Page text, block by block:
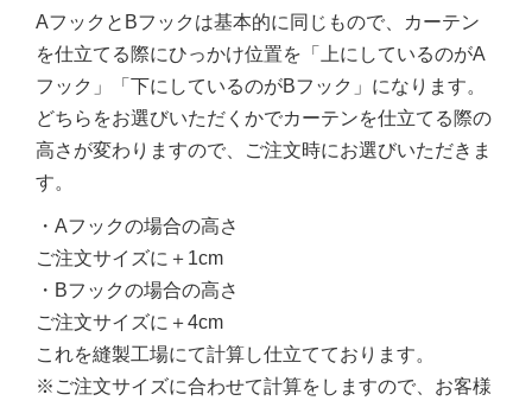
AフックとBフックは基本的に同じもので、カーテン
を仕立てる際にひっかけ位置を「上にしているのがA
フック」「下にしているのがBフック」になります。
どちらをお選びいただくかでカーテンを仕立てる際の
高さが変わりますので、ご注文時にお選びいただきま
す。
・Aフックの場合の高さ
ご注文サイズに＋1cm
・Bフックの場合の高さ
ご注文サイズに＋4cm
これを縫製工場にて計算し仕立てております。
※ご注文サイズに合わせて計算をしますので、お客様